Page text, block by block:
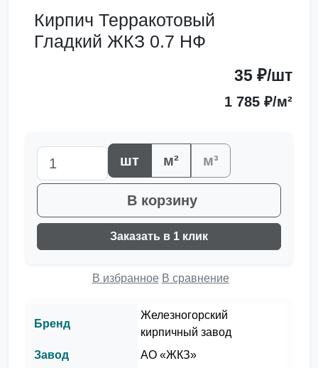
Кирпич Терракотовый
Гладкий ЖКЗ 0.7 НФ
35 ₽/шт
1 785 ₽/м²
шт м² м³
В корзину
Заказать в 1 клик
В избранное В сравнение
Бренд
Железногорский
кирпичный завод
Завод
АО «ЖКЗ»